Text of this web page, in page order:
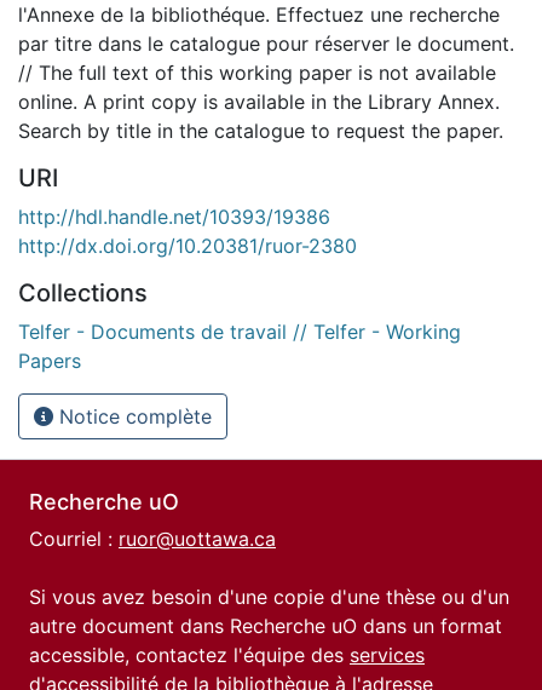
l'Annexe de la bibliothéque. Effectuez une recherche
par titre dans le catalogue pour réserver le document.
// The full text of this working paper is not available
online. A print copy is available in the Library Annex.
Search by title in the catalogue to request the paper.
URI
http://hdl.handle.net/10393/19386
http://dx.doi.org/10.20381/ruor-2380
Collections
Telfer - Documents de travail // Telfer - Working
Papers
Notice complète
Recherche uO
Courriel : ruor@uottawa.ca
Si vous avez besoin d'une copie d'une thèse ou d'un
autre document dans Recherche uO dans un format
accessible, contactez l'équipe des services
d'accessibilité de la bibliothèque à l'adresse